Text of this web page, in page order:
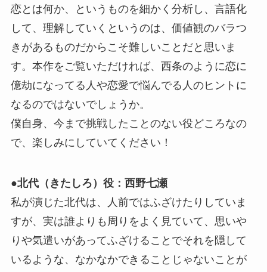
恋とは何か、というものを細かく分析し、言語化
して、理解していくというのは、価値観のバラつ
きがあるものだからこそ難しいことだと思いま
す。本作をご覧いただければ、西条のように恋に
億劫になってる人や恋愛で悩んでる人のヒントに
なるのではないでしょうか。
僕自身、今まで挑戦したことのない役どころなの
で、楽しみにしていてください！
●北代（きたしろ）役：西野七瀬
私が演じた北代は、人前ではふざけたりしていま
すが、実は誰よりも周りをよく見ていて、思いや
りや気遣いがあってふざけることでそれを隠して
いるような、なかなかできることじゃないことが